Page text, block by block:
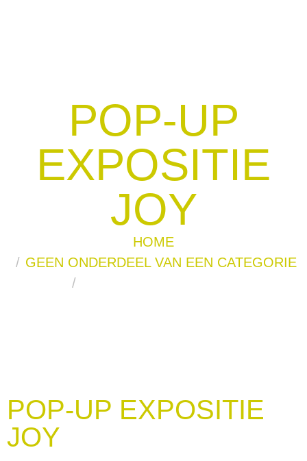
POP-UP
EXPOSITIE
JOY
HOME
GEEN ONDERDEEL VAN EEN CATEGORIE
POP-UP EXPOSITIE
JOY